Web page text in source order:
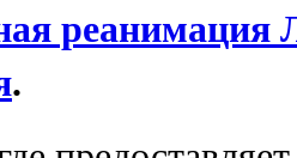
реанимация
.